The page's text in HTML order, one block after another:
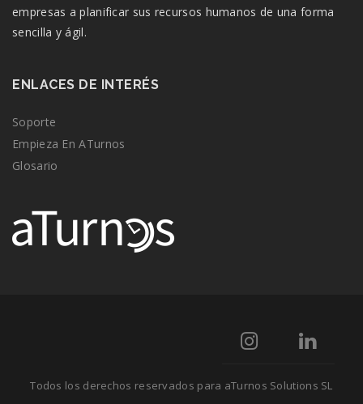
empresas a planificar sus recursos humanos de una forma
sencilla y ágil.
ENLACES DE INTERÉS
Soporte
Empieza En ATurnos
Glosario
Todos los derechos reservados para aTurnos Solutions SL